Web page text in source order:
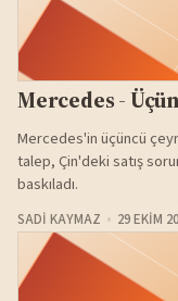
Mercedes -
Mercedes'in üçüncü
talep, Çin'deki satış
baskıladı.
SADI KAYMAZ 29 EKIM